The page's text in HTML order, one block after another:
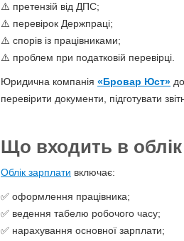
⚠️ претензій від ДПС;
⚠️ перевірок Держпраці;
⚠️ спорів із працівниками;
⚠️ проблем при податковій перевірці.
Юридична компанія «Бровар Юст»
перевірити документи, підготувати
Що входить в облік
Облік зарплати включає:
✅ оформлення працівника;
✅ ведення табелю робочого часу;
✅ нарахування основної зарплати;